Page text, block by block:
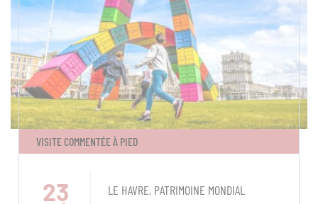
VISITE COMMENTÉE À PIED
23 LE HAVRE, PATRIMOINE MONDIAL